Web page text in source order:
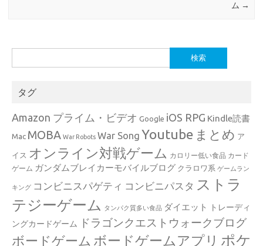
ム →
索:
タグ
Amazon プライム・ビデオ Google iOS RPG Kindle読書
Mac MOBA War Robots War Song Youtube まとめ ア
イス オンライン対戦ゲーム カロリー低い食品 カード
ゲーム ガンダムブレイカーモバイルブログ クラロワ系 ゲームラン
キング コンビニスパゲティ コンビニパスタ ストラ
テジーゲーム
タンパク質多い食品 ダイエット
トレーディ
ングカードゲーム
ドラゴンクエストウォークブログ
ボードゲーム ボードゲームアプリ ポケ